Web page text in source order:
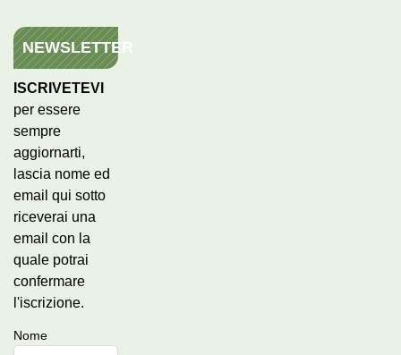
NEWSLETTER
ISCRIVETEVI
per essere
sempre
aggiornarti,
lascia nome ed
email qui sotto
riceverai una
email con la
quale potrai
confermare
l'iscrizione.
Nome